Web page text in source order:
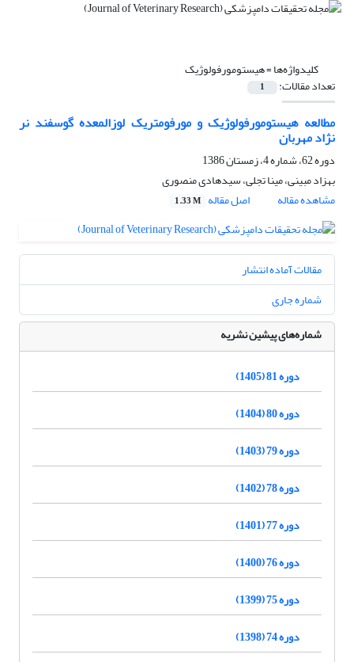
کلیدواژه‌ها =هیستومورفولوژیک
تعداد مقالات: 1
مطالعه هیستومورفولوژیک و مورفومتریک لوزالمعده گوسفند نر
نژاد مهربان
دوره 62، شماره 4، زمستان 1386
بهزاد مبینی، مینا تجلی، سیدهادی منصوری
مشاهده مقاله
اصل مقاله 1.33 M
مقالات آماده انتشار
شماره جاری
شماره‌های پیشین نشریه
دوره 81 (1405)
دوره 80 (1404)
دوره 79 (1403)
دوره 78 (1402)
دوره 77 (1401)
دوره 76 (1400)
دوره 75 (1399)
دوره 74 (1398)